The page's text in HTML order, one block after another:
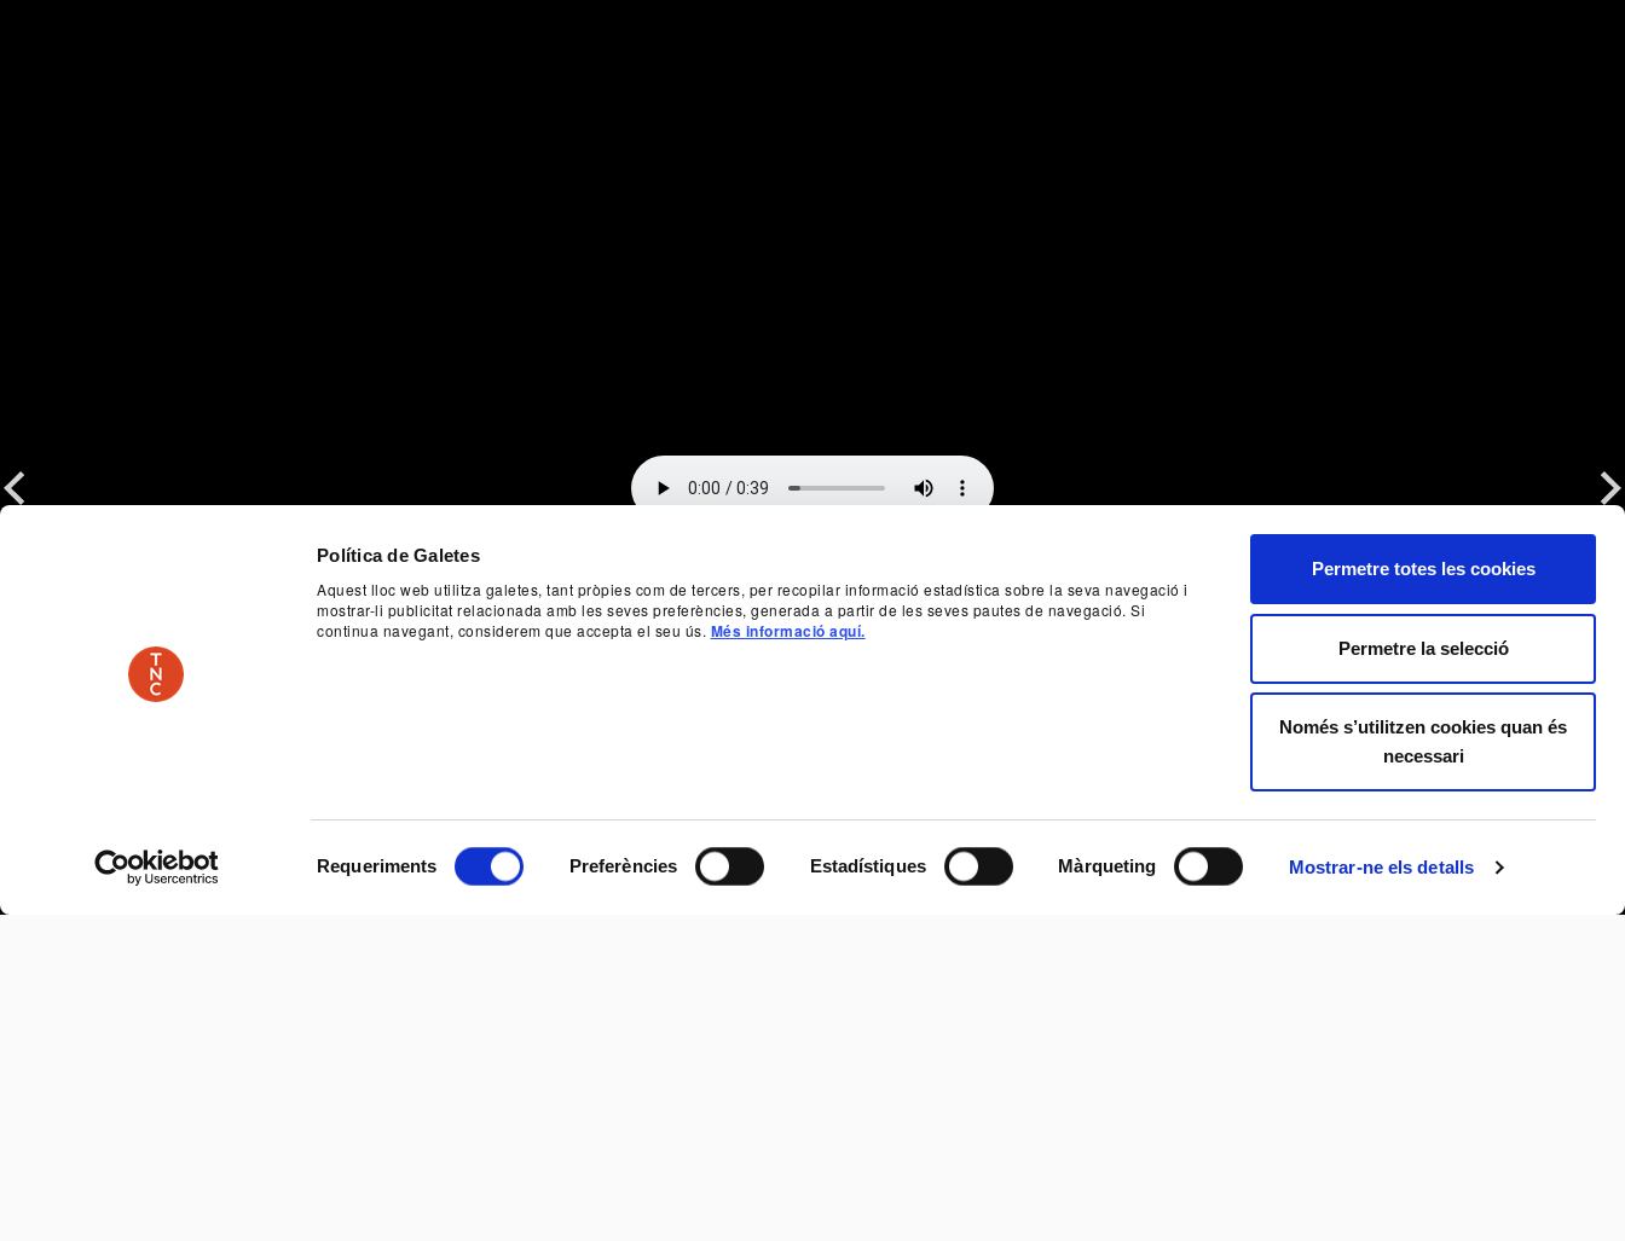
Política de Galetes
Aquest lloc web utilitza galetes, tant pròpies com de tercers, per recopilar informació estadística sobre la seva navegació i
mostrar-li publicitat relacionada amb les seves preferències, generada a partir de les seves pautes de navegació. Si
continua navegant, considerem que accepta el seu ús. Més informació aquí.
Requeriments Preferències Estadístiques Màrqueting Mostrar-ne els detalls
Permetre totes les cookies
Permetre la selecció
Només s’utilitzen cookies quan és
necessari
Next